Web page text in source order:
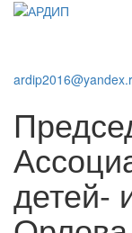
детей-